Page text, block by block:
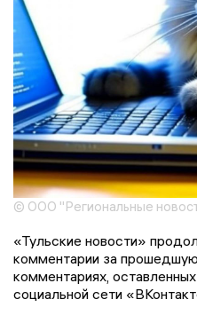
© ООО "Региональные
«Тульские новости»
комментарии за
комментариях,
социальной сети